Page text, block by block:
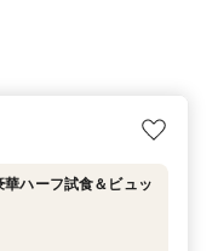
ハーフ試食＆ビュッ